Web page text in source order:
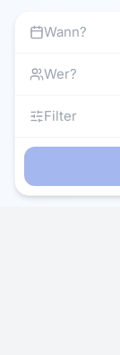
Wann?
Wer?
Filter